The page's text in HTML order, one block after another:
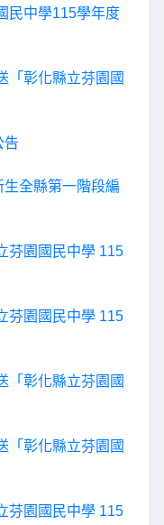
民中學115學年度
「彰化縣立芬園國
告
全縣第一階段編
芬園國民中學 115
芬園國民中學 115
「彰化縣立芬園國
「彰化縣立芬園國
芬園國民中學 115